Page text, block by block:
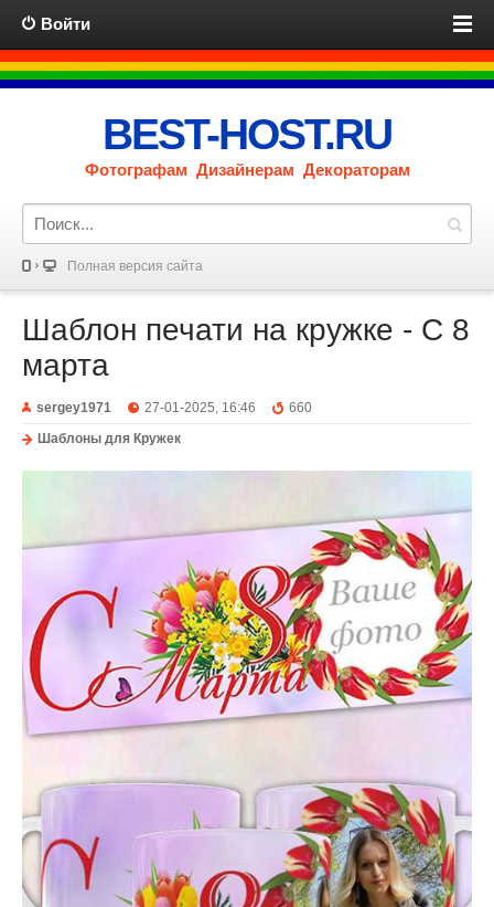
Войти
BEST-HOST.RU
Фотографам Дизайнерам Декораторам
Полная версия сайта
Шаблон печати на кружке - С 8
марта
sergey1971 27-01-2025, 16:46
660
Шаблоны для Кружек